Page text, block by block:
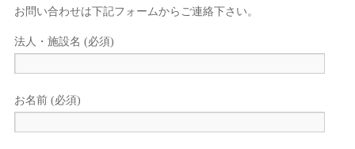
お問い合わせは下記フォームからご連絡下さい。
法人・施設名 (必須)
お名前 (必須)